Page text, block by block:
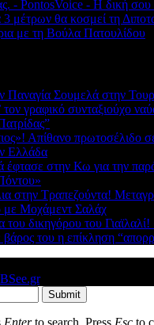
- PontosVoice - H δική
μέτρων θα κοσμεί τη
με τη Βούλα Πατουλίδου
Παναγία Σουμελά στην
γραφικό συνταξιούχο
Απίθανο πρωτοσέλιδο
Ελλάδα
στην Κω για την
στην Τραπεζούντα!
με Μοχάμεντ Σαλάχ
του δικηγόρου του
του η επίκληση
BSee.gr.
Submit